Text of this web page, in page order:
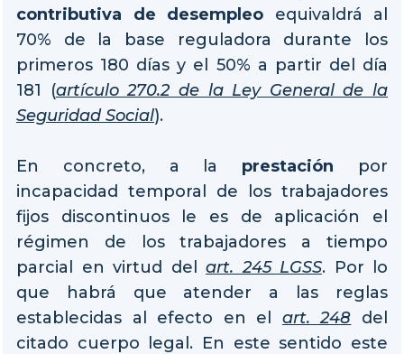
contributiva de desempleo equivaldrá al
70% de la base reguladora durante los
primeros 180 días y el 50% a partir del día
181 (artículo 270.2 de la Ley General de la
Seguridad Social).
En concreto, a la prestación por
incapacidad temporal de los trabajadores
fijos discontinuos le es de aplicación el
régimen de los trabajadores a tiempo
parcial en virtud del art. 245 LGSS. Por lo
que habrá que atender a las reglas
establecidas al efecto en el art. 248 del
citado cuerpo legal. En este sentido este